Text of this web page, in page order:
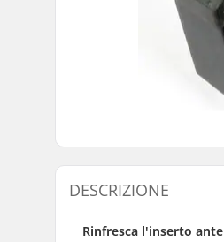
DESCRIZIONE
Rinfresca l'inserto